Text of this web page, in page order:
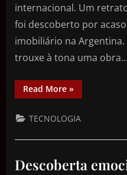
internacional. Um
foi descoberto por
imobiliário na
trouxe à tona uma
Read More »
TECNOLOGIA
Descoberta